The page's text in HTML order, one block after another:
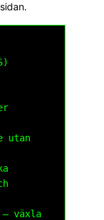
utan
växla